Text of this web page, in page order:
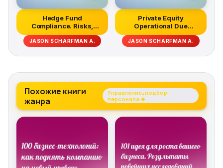
Hedge Fund
Compliance. Risks,
Regulation, and Mana...
JASON SCHARFMAN A.
Private Equity
Operational Due
Diligence. Tools to...
JASON SCHARFMAN A.
Похожие книги
жанра
Управление, подбор
персонала →